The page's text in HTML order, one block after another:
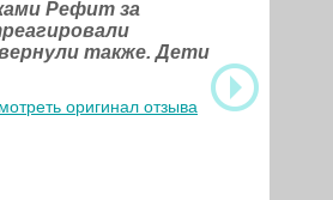
Рефит за
также. Дети
оригинал отзыва